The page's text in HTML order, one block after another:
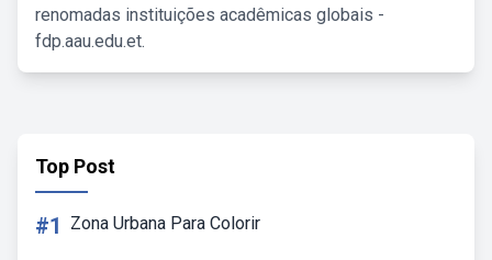
renomadas instituições acadêmicas globais -
fdp.aau.edu.et.
Top Post
#1 Zona Urbana Para Colorir